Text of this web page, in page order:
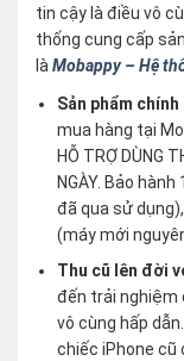
tin cậy là điều vô
thống cung cấp
là Mobappy – Hệ
Sản phẩm
mua hàng tại
HỖ TRỢ DÙNG
NGÀY. Bảo
đã qua sử
(máy mới
Thu cũ lên đời
đến trải nghiệm
vô cùng hấp
chiếc iPhone cũ